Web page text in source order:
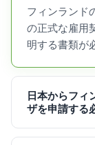
フィンランド
の正式な雇用
明する書類が
日本からフィ
ザを申請する